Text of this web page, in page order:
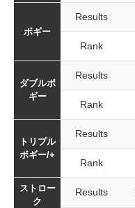
ボギー
Results
Rank
ダブルボ
ギー
Results
Rank
トリプル
ボギー/+
Results
Rank
ストロー
ク
Results